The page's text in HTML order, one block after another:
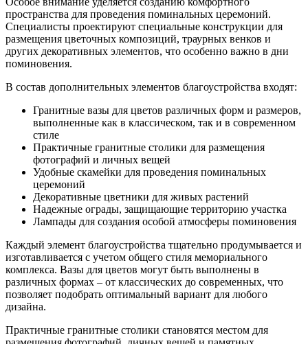
пространства для проведения поминальных церемоний.
Специалисты проектируют специальные конструкции для
размещения цветочных композиций, траурных венков и
других декоративных элементов, что особенно важно в дни
поминовения.
В состав дополнительных элементов благоустройства входят:
Гранитные вазы для цветов различных форм и размеров,
выполненные как в классическом, так и в современном
стиле
Практичные гранитные столики для размещения
фотографий и личных вещей
Удобные скамейки для проведения поминальных
церемоний
Декоративные цветники для живых растений
Надежные ограды, защищающие территорию участка
Лампады для создания особой атмосферы поминовения
Каждый элемент благоустройства тщательно продумывается и
изготавливается с учетом общего стиля мемориального
комплекса. Вазы для цветов могут быть выполнены в
различных формах – от классических до современных, что
позволяет подобрать оптимальный вариант для любого
дизайна.
Практичные гранитные столики становятся местом для